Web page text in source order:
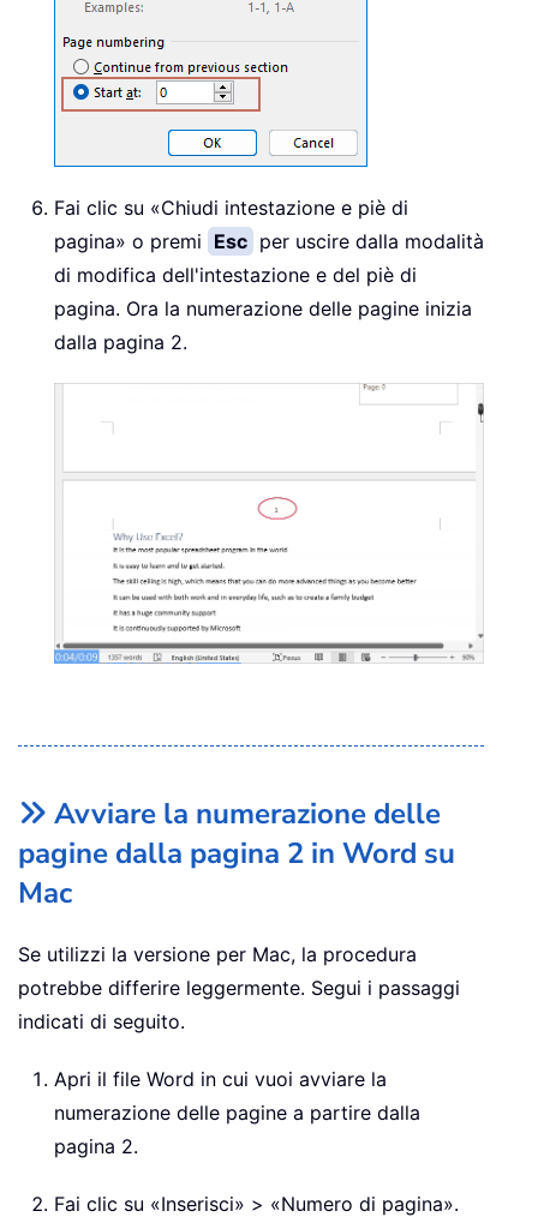
Fai clic su «Chiudi intestazione e piè di
pagina» o premi Esc per uscire dalla modalità
di modifica dell'intestazione e del piè di
pagina. Ora la numerazione delle pagine inizia
dalla pagina 2.
Avviare la numerazione delle
pagine dalla pagina 2 in Word su
Mac
Se utilizzi la versione per Mac, la procedura
potrebbe differire leggermente. Segui i passaggi
indicati di seguito.
Apri il file Word in cui vuoi avviare la
numerazione delle pagine a partire dalla
pagina 2.
Fai clic su «Inserisci» > «Numero di pagina».